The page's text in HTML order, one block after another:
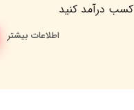
کسب درآمد کنید
اطلاعات بیشتر